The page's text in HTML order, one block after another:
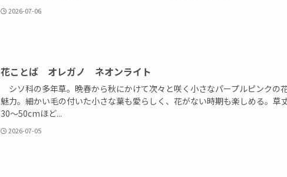
2026-07-06
花ことば オレガノ ネオンライト
シソ科の多年草。晩春から秋にかけて次々と咲く小さなパープルピンクの
魅力。細かい毛の付いた小さな葉も愛らしく、花がない時期も楽しめる。草
30～50cmほど...
2026-07-05